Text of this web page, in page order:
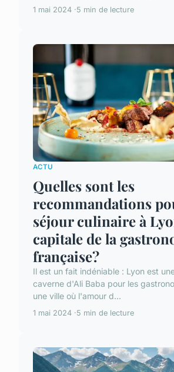
1 mai 2024 5 min de lecture
ACTU
Quelles sont les
recommandations
séjour culinaire à
capitale de la
française?
Il est un fait indéniable : Lyon est
caverne d'Ali Baba pour les
une ville où l'amour d...
1 mai 2024 5 min de lecture